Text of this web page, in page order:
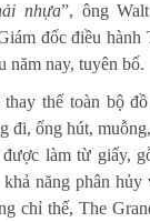
nhựa”, ông
đốc điều hành
năm nay, tuyên bố.
thế toàn bộ
đi, ống hút,
được làm từ giấy,
năng phân hủy
chỉ thế, The